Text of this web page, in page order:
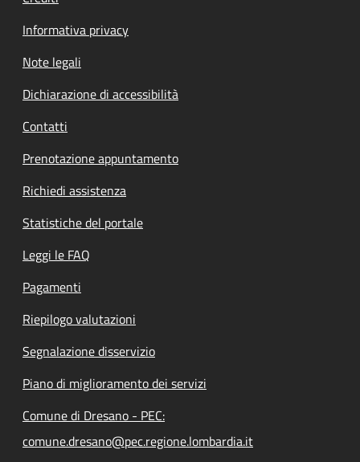
Informativa privacy
Note legali
Dichiarazione di accessibilità
Contatti
Prenotazione appuntamento
Richiedi assistenza
Statistiche del portale
Leggi le FAQ
Pagamenti
Riepilogo valutazioni
Segnalazione disservizio
Piano di miglioramento dei servizi
Comune di Dresano - PEC:
comune.dresano@pec.regione.lombardia.it